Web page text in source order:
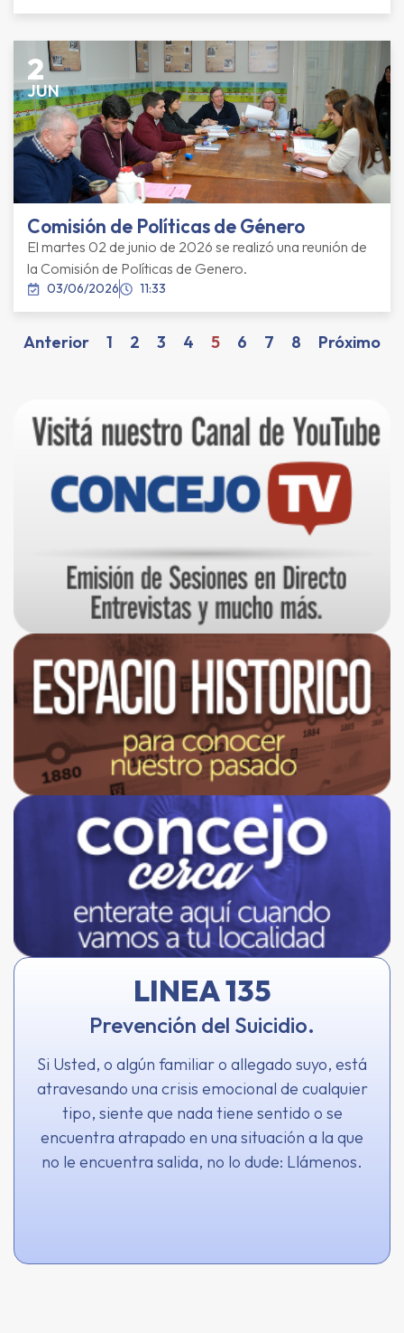
2
JUN
Comisión de Políticas de Género
El martes 02 de junio de 2026 se realizó una reunión de
la Comisión de Políticas de Genero.
03/06/2026 11:33
Anterior 1 2 3 4 5 6 7 8 Próximo
LINEA 135
Prevención del Suicidio.
Si Usted, o algún familiar o allegado suyo, está
atravesando una crisis emocional de cualquier
tipo, siente que nada tiene sentido o se
encuentra atrapado en una situación a la que
no le encuentra salida, no lo dude: Llámenos.